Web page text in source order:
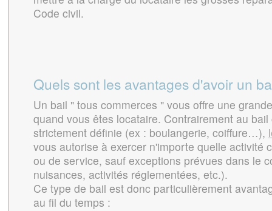
Code civil.
Quels sont les avantages d'avoir un
Un bail " tous commerces " vous offre une
quand vous êtes locataire. Contrairement au
strictement définie (ex : boulangerie, coiffure…),
vous autorise à exercer n'importe quelle activité
ou de service, sauf exceptions prévues dans le
nuisances, activités réglementées, etc.).
Ce type de bail est donc particulièrement
au fil du temps :